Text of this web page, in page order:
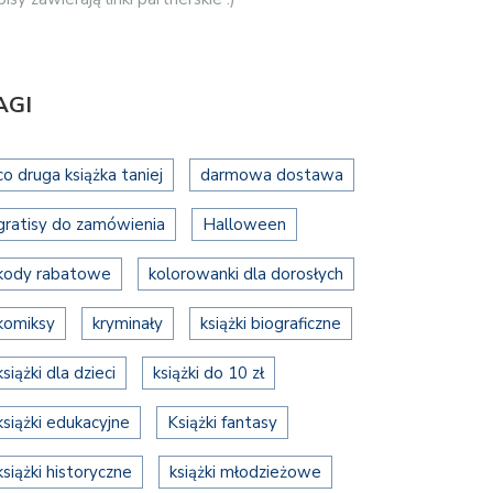
druga książka taniej darmowa dostawa
do zamówienia Halloween
rabatowe kolorowanki dla dorosłych
kryminały książki biograficzne
dla dzieci książki do 10 zł
edukacyjne Książki fantasy
historyczne książki młodzieżowe